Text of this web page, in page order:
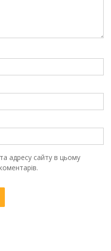
адресу сайту в цьому